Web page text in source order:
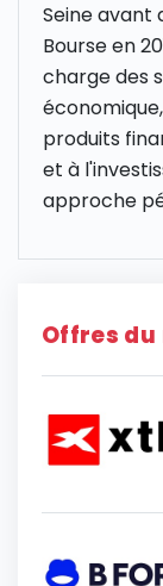
Seine avant
Bourse en
charge des
produits
et à
approche
Offres